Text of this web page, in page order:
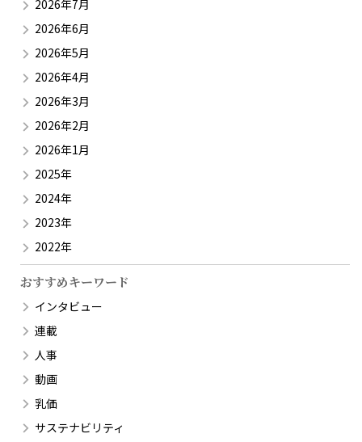
2026年7月
2026年6月
2026年5月
2026年4月
2026年3月
2026年2月
2026年1月
2025年
2024年
2023年
2022年
おすすめキーワード
インタビュー
連載
人事
動画
乳価
サステナビリティ